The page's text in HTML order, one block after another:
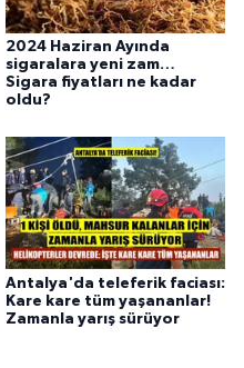
2024 Haziran Ayında
sigaralara yeni zam…
Sigara fiyatları ne kadar
oldu?
Antalya'da teleferik faciası:
Kare kare tüm yaşananlar!
Zamanla yarış sürüyor